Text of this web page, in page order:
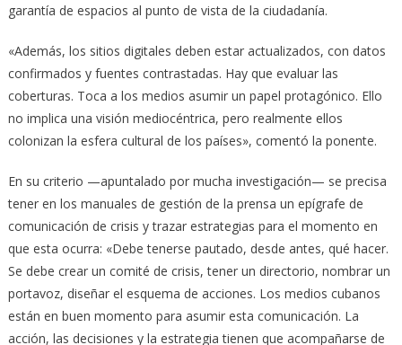
garantía de espacios al punto de vista de la ciudadanía.
«Además, los sitios digitales deben estar actualizados, con datos
confirmados y fuentes contrastadas. Hay que evaluar las
coberturas. Toca a los medios asumir un papel protagónico. Ello
no implica una visión mediocéntrica, pero realmente ellos
colonizan la esfera cultural de los países», comentó la ponente.
En su criterio —apuntalado por mucha investigación— se precisa
tener en los manuales de gestión de la prensa un epígrafe de
comunicación de crisis y trazar estrategias para el momento en
que esta ocurra: «Debe tenerse pautado, desde antes, qué hacer.
Se debe crear un comité de crisis, tener un directorio, nombrar un
portavoz, diseñar el esquema de acciones. Los medios cubanos
están en buen momento para asumir esta comunicación. La
acción, las decisiones y la estrategia tienen que acompañarse de